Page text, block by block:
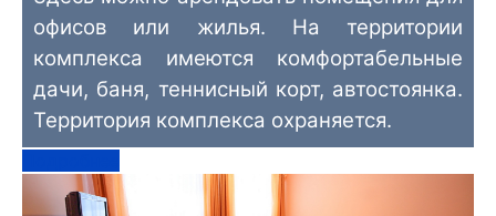
офисов или жилья. На территории
комплекса имеются комфортабельные
дачи, баня, теннисный корт, автостоянка.
Территория комплекса охраняется.